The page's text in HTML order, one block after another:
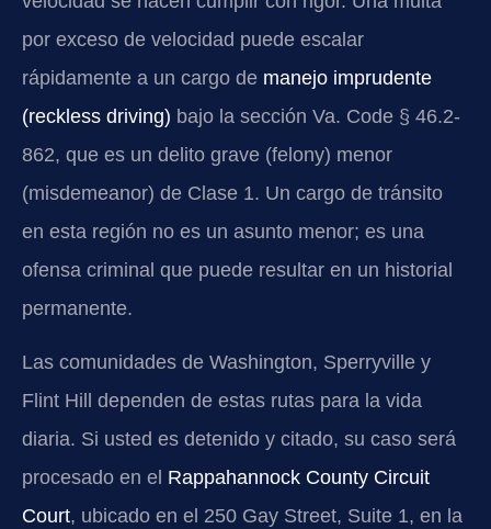
por exceso de velocidad puede escalar
rápidamente a un cargo de manejo imprudente
(reckless driving) bajo la sección Va. Code § 46.2-
862, que es un delito grave (felony) menor
(misdemeanor) de Clase 1. Un cargo de tránsito
en esta región no es un asunto menor; es una
ofensa criminal que puede resultar en un historial
permanente.
Las comunidades de Washington, Sperryville y
Flint Hill dependen de estas rutas para la vida
diaria. Si usted es detenido y citado, su caso será
procesado en el Rappahannock County Circuit
Court, ubicado en el 250 Gay Street, Suite 1, en la